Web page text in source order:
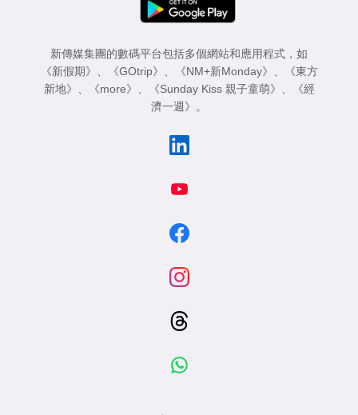
新傳媒集團的數碼平台包括多個網站和應用程式，如
《新假期》
《GOtrip》 《NM+新Monday》
《東方
新地》
《more》 《Sunday Kiss 親子童萌》
《經
濟一週》
。